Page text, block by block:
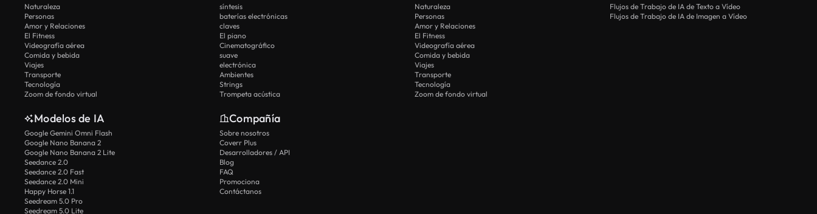
Naturaleza
Personas
Amor y Relaciones
El Fitness
Videografía aérea
Comida y bebida
Viajes
Transporte
Tecnología
Zoom de fondo virtual
síntesis
baterías electrónicas
claves
El piano
Cinematográfico
suave
electrónica
Ambientes
Strings
Trompeta acústica
Naturaleza
Personas
Amor y Relaciones
El Fitness
Videografía aérea
Comida y bebida
Viajes
Transporte
Tecnología
Zoom de fondo virtual
Flujos de Trabajo de IA de Texto a Vídeo
Flujos de Trabajo de IA de Imagen a Vídeo
Modelos de IA
Google Gemini Omni Flash
Google Nano Banana 2
Google Nano Banana 2 Lite
Seedance 2.0
Seedance 2.0 Fast
Seedance 2.0 Mini
Happy Horse 1.1
Seedream 5.0 Pro
Seedream 5.0 Lite
Compañía
Sobre nosotros
Coverr Plus
Desarrolladores / API
Blog
FAQ
Promociona
Contáctanos